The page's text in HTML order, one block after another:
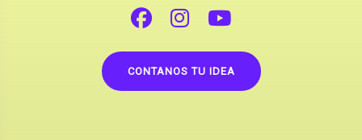
CONTANOS TU IDEA